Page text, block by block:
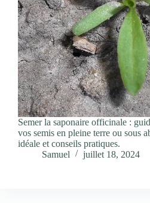
Semer la saponaire officinale :
vos semis en pleine terre ou sous
idéale et conseils pratiques.
Samuel
juillet 18, 2024